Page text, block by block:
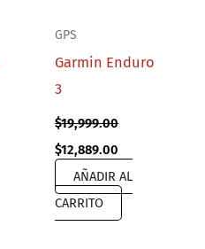
GPS
Garmin Enduro
3
$19,999.00
Original
price
was:
$19,999.00.
$12,889.00
price
is:
$12,889.00.
AÑADIR AL
CARRITO